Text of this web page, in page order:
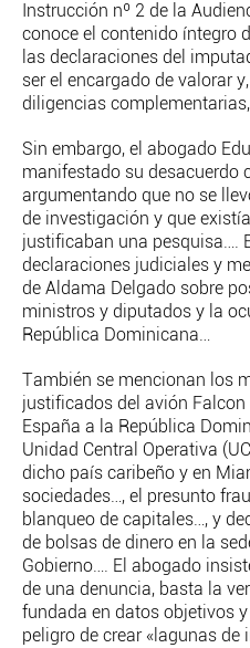
Instrucción nº 2 de la
conoce el contenido íntegro
las declaraciones del
ser el encargado de valorar
diligencias
Sin embargo, el abogado
manifestado su desacuerdo
argumentando que no se
de investigación y que
justificaban una pesquisa….
declaraciones judiciales y
de Aldama Delgado sobre
ministros y diputados y la
República Dominicana…
También se mencionan los
justificados del avión Falcon
España a la República
Unidad Central Operativa
dicho país caribeño y en
sociedades…, el presunto
blanqueo de capitales…, y
de bolsas de dinero en la
Gobierno…. El abogado
de una denuncia, basta la
fundada en datos objetivos
peligro de crear «lagunas